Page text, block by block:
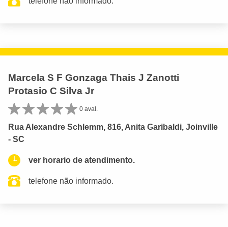
Marcela S F Gonzaga Thais J Zanotti
Protasio C Silva Jr
0 aval.
Rua Alexandre Schlemm, 816, Anita Garibaldi, Joinville
- SC
ver horario de atendimento.
telefone não informado.